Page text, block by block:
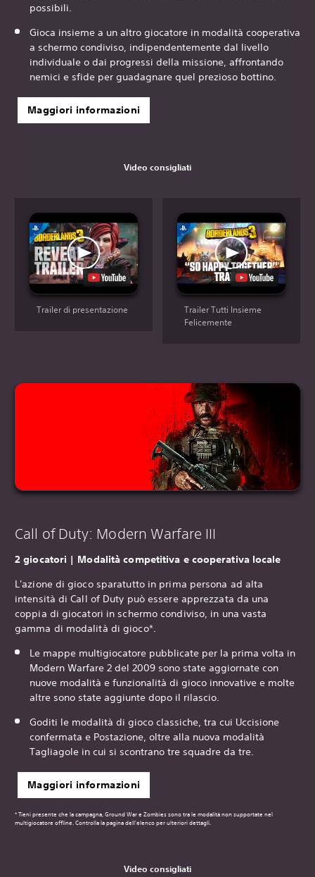
possibili.
Gioca insieme a un altro giocatore in modalità cooperativa
a schermo condiviso, indipendentemente dal livello
individuale o dai progressi della missione, affrontando
nemici e sfide per guadagnare quel prezioso bottino.
Maggiori informazioni
Video consigliati
Trailer di presentazione
Trailer Tutti Insieme
Felicemente
Call of Duty: Modern Warfare III
‎2 giocatori | Modalità competitiva e cooperativa locale
L'azione di gioco sparatutto in prima persona ad alta
intensità di Call of Duty può essere apprezzata da una
coppia di giocatori in schermo condiviso, in una vasta
gamma di modalità di gioco*.
Le mappe multigiocatore pubblicate per la prima volta in
Modern Warfare 2 del 2009 sono state aggiornate con
nuove modalità e funzionalità di gioco innovative e molte
altre sono state aggiunte dopo il rilascio.
Goditi le modalità di gioco classiche, tra cui Uccisione
confermata e Postazione, oltre alla nuova modalità
Tagliagole in cui si scontrano tre squadre da tre.
Maggiori informazioni
* Tieni presente che la campagna, Ground War e Zombies sono tra le modalità non supportate nel
multigiocatore offline. Controlla la pagina dell'elenco per ulteriori dettagli.
Video consigliati